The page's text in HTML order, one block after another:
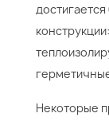
Некоторые